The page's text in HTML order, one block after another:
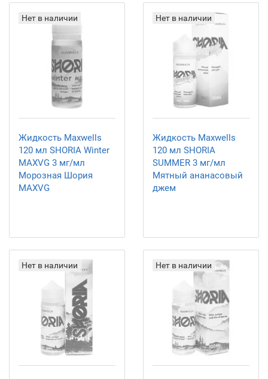
Нет в наличии
Жидкость Maxwells
120 мл SHORIA Winter
MAXVG 3 мг/мл
Морозная Шория
MAXVG
Нет в наличии
Жидкость Maxwells
120 мл SHORIA
SUMMER 3 мг/мл
Мятный ананасовый
джем
Нет в наличии Нет в наличии